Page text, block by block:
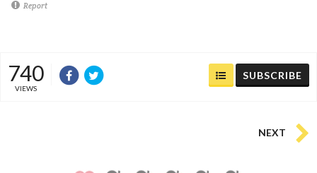
Report
740
VIEWS
SUBSCRIBE
NEXT